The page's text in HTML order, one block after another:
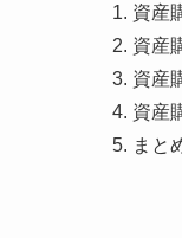
資産
資産
資産
資産
まと